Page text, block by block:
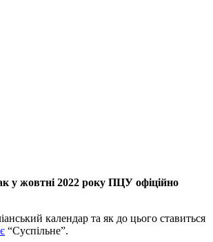
у жовтні 2022 року ПЦУ офіційно
календар та як до цього ставиться
“Суспільне”.